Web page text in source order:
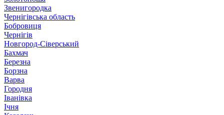
Звенигородка
Чернігівська область
Бобровиця
Чернігів
Новгород-Сіверський
Бахмач
Березна
Борзна
Варва
Городня
Іванівка
Ічня